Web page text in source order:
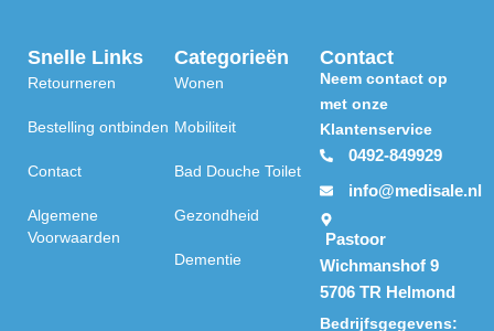
Snelle Links
Retourneren
Bestelling ontbinden
Contact
Algemene
Voorwaarden
Categorieën
Wonen
Mobiliteit
Bad Douche Toilet
Gezondheid
Dementie
Contact
Neem contact op
met onze
Klantenservice
0492-849929
info@medisale.nl
Pastoor
Wichmanshof 9
5706 TR Helmond
Bedrijfsgegevens: